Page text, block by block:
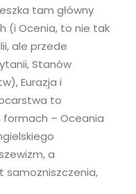
tam główny
(i Ocenia, to nie tak
ale przede
Stanów
Eurazja i
to
– Oceania
a
samozniszczenia,